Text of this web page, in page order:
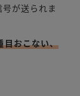
が送られま
目おこない、